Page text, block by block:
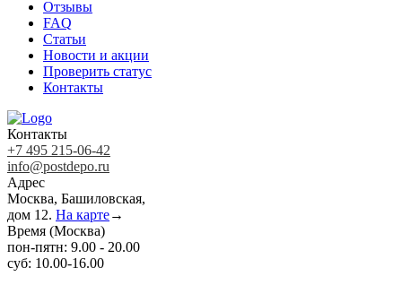
Отзывы
FAQ
Статьи
Новости и акции
Проверить статус
Контакты
Контакты
+7 495 215-06-42
info@postdepo.ru
Адрес
Москва, Башиловская,
дом 12. На карте→
Время (Москва)
пон-пятн: 9.00 - 20.00
суб: 10.00-16.00